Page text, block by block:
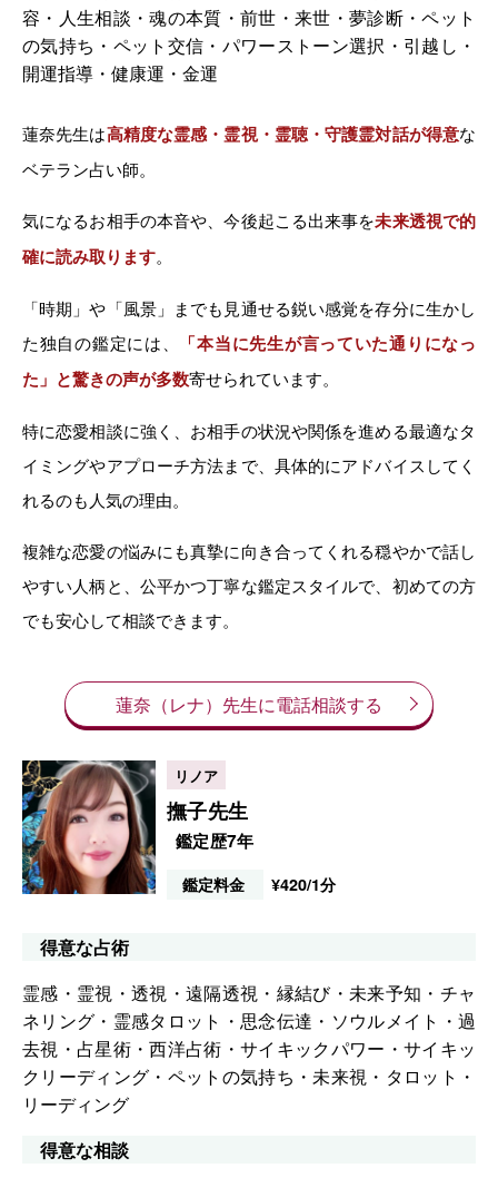
容・人生相談・魂の本質・前世・来世・夢診断・ペット
の気持ち・ペット交信・パワーストーン選択・引越し・
開運指導・健康運・金運
蓮奈先生は高精度な霊感・霊視・霊聴・守護霊対話が得意な
ベテラン占い師。
気になるお相手の本音や、今後起こる出来事を未来透視で的
確に読み取ります。
「時期」や「風景」までも見通せる鋭い感覚を存分に生かし
た独自の鑑定には、
「本当に先生が言っていた通りになっ
た」と驚きの声が多数寄せられています。
特に恋愛相談に強く、お相手の状況や関係を進める最適なタ
イミングやアプローチ方法まで、具体的にアドバイスしてく
れるのも人気の理由。
複雑な恋愛の悩みにも真摯に向き合ってくれる穏やかで話し
やすい人柄と、公平かつ丁寧な鑑定スタイルで、初めての方
でも安心して相談できます。
蓮奈（レナ）先生に電話相談する
撫子先生
鑑定歴7年
鑑定料金 ¥420/1分
得意な占術
霊感・霊視・透視・遠隔透視・縁結び・未来予知・チャ
ネリング・霊感タロット・思念伝達・ソウルメイト・過
去視・占星術・西洋占術・サイキックパワー・サイキッ
クリーディング・ペットの気持ち・未来視・タロット・
リーディング
得意な相談